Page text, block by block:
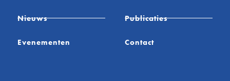
Nieuws
Evenementen
Publicaties
Contact